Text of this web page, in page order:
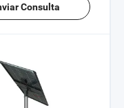
Consulta